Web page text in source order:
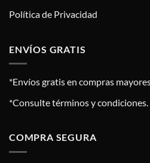
Política de Privacidad
ENVÍOS GRATIS
*Envíos gratis en compras
*Consulte términos y condiciones.
COMPRA SEGURA